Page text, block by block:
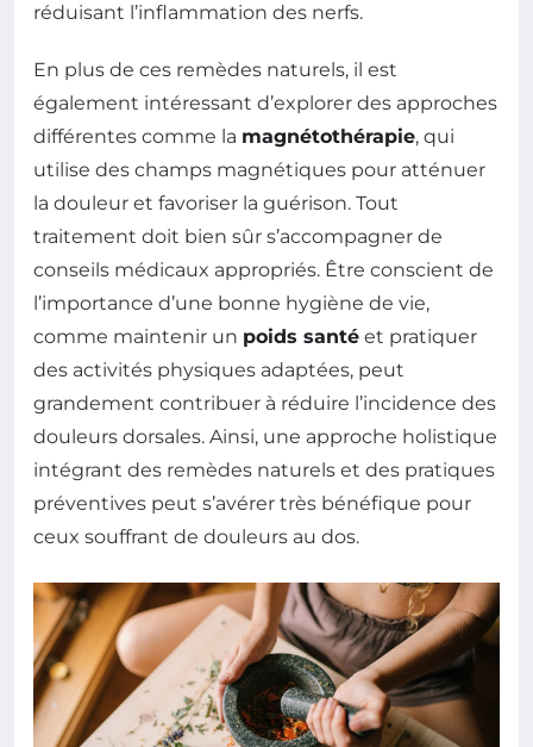
réduisant l’inflammation des nerfs.
En plus de ces remèdes naturels, il est
également intéressant d’explorer des approches
différentes comme la magnétothérapie, qui
utilise des champs magnétiques pour atténuer
la douleur et favoriser la guérison. Tout
traitement doit bien sûr s’accompagner de
conseils médicaux appropriés. Être conscient de
l’importance d’une bonne hygiène de vie,
comme maintenir un poids santé et pratiquer
des activités physiques adaptées, peut
grandement contribuer à réduire l’incidence des
douleurs dorsales. Ainsi, une approche holistique
intégrant des remèdes naturels et des pratiques
préventives peut s’avérer très bénéfique pour
ceux souffrant de douleurs au dos.